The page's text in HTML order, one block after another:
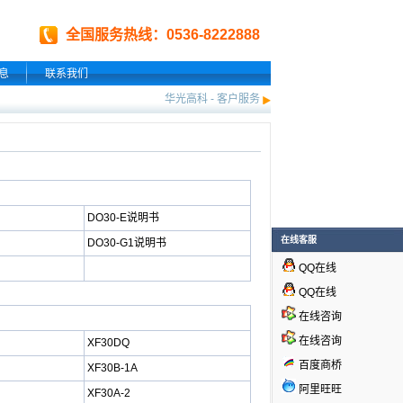
全国服务热线：0536-8222888
联系我们
华光高科 - 客户服务
DO30-E说明书
DO30-G1说明书
XF30DQ
XF30B-1A
XF30A-2
在线客服
QQ在线
QQ在线
在线咨询
在线咨询
百度商桥
阿里旺旺